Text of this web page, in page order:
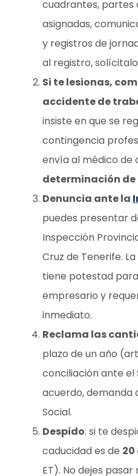
cuadrantes, partes
asignadas,
y registros de
al registro,
Si te lesionas,
accidente de
insiste en que se
contingencia
envía al médico de
determinación
Denuncia ante la
puedes presentar
Inspección
Cruz de Tenerife. La
tiene potestad
empresario y
inmediato.
Reclama las
plazo de un año
conciliación ante el
acuerdo, demanda
Social.
Despido: si te
caducidad es de
ET). No dejes pasar